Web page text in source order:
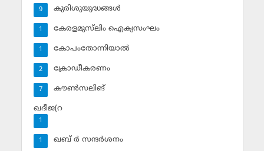
കുരിശുയുദ്ധങ്ങള്‍
9
കേരളമുസ്‌ലിം ഐക്യസംഘം
1
കോപംതോന്നിയാല്‍
1
ക്രോഡീകരണം
2
കൗണ്‍സലിങ്‌
7
ഖദീജ(റ
1
ഖബ് ര്‍ സന്ദര്‍ശനം
1